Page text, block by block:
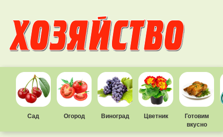
Сад Огород Виноград Цветник
Готовим
вкусно